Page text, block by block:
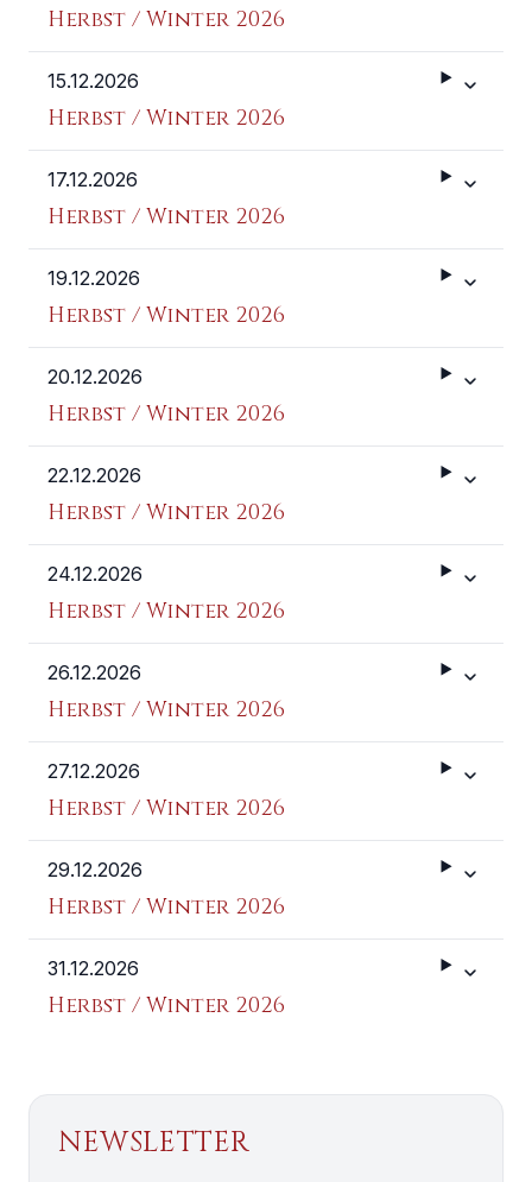
Herbst / Winter 2026
15.12.2026
Herbst / Winter 2026
Weitere
17.12.2026
Herbst / Winter 2026
Weitere
19.12.2026
Herbst / Winter 2026
Weitere
20.12.2026
Herbst / Winter 2026
Weitere
22.12.2026
Herbst / Winter 2026
Weitere
24.12.2026
Herbst / Winter 2026
Weitere
26.12.2026
Herbst / Winter 2026
Weitere
27.12.2026
Herbst / Winter 2026
Weitere
29.12.2026
Herbst / Winter 2026
Weitere
31.12.2026
Herbst / Winter 2026
Weitere
NEWSLETTER